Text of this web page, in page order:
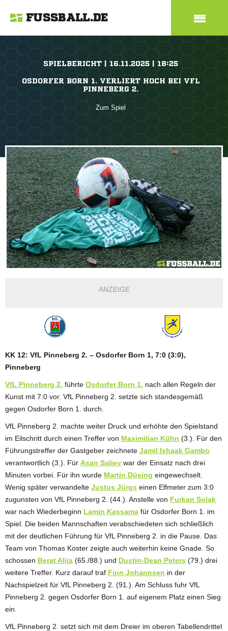
FUSSBALL.DE
SPIELBERICHT | 16.11.2025 | 18:25
OSDORFER BORN 1. VERLIERT HOCH BEI VFL
PINNEBERG 2.
Zum Spiel
ANZEIGE
KK 12: VfL Pinneberg 2. – Osdorfer Born 1, 7:0 (3:0),
Pinneberg
VfL Pinneberg 2. führte Osdorfer Born 1. nach allen Regeln der
Kunst mit 7:0 vor. VfL Pinneberg 2. setzte sich standesgemäß
gegen Osdorfer Born 1. durch.
VfL Pinneberg 2. machte weiter Druck und erhöhte den Spielstand
im Eilschritt durch einen Treffer von Maximilian Kühn (3.). Für den
Führungstreffer der Gastgeber zeichnete Jamil Ishaak Gambo
verantwortlich (3.). Für Asan Saliev war der Einsatz nach drei
Minuten vorbei. Für ihn wurde Martin Düsing eingewechselt.
Wenig später verwandelte Justus Jürgs einen Elfmeter zum 3:0
zugunsten von VfL Pinneberg 2. (44.). Anstelle von Furkan Solak
war nach Wiederbeginn Lamin Kassama für Osdorfer Born 1. im
Spiel. Die beiden Mannschaften verabschiedeten sich schließlich
mit der deutlichen Führung für VfL Pinneberg 2. in die Pause. Das
Team von Thomas Koster zeigte auch weiterhin keine Gnade. So
schossen Berat Alija (65./88.) und Dustin-Dean Peters (79.) drei
weitere Treffer. Kurz darauf traf Finn Johannsen in der
Nachspielzeit für VfL Pinneberg 2. (91.). Am Schluss fuhr VfL
Pinneberg 2. gegen Osdorfer Born 1. auf eigenem Platz einen Sieg
ein.
VfL Pinneberg 2. setzt sich mit dem Dreier im oberen Tabellendrittel